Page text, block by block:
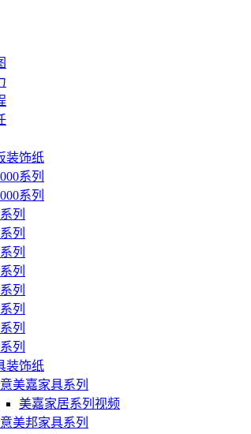
装饰纸
系列
系列
列
列
列
列
列
列
列
列
装饰纸
美嘉家具系列
美嘉家居系列视频
美邦家具系列